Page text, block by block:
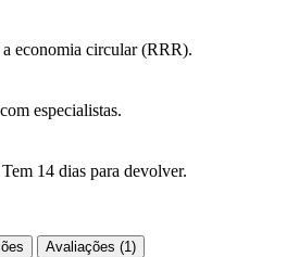
economia circular (RRR).
especialistas.
14 dias para devolver.
Avaliações (1)